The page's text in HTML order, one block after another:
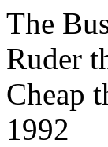
The
Ruder
Cheap
1992